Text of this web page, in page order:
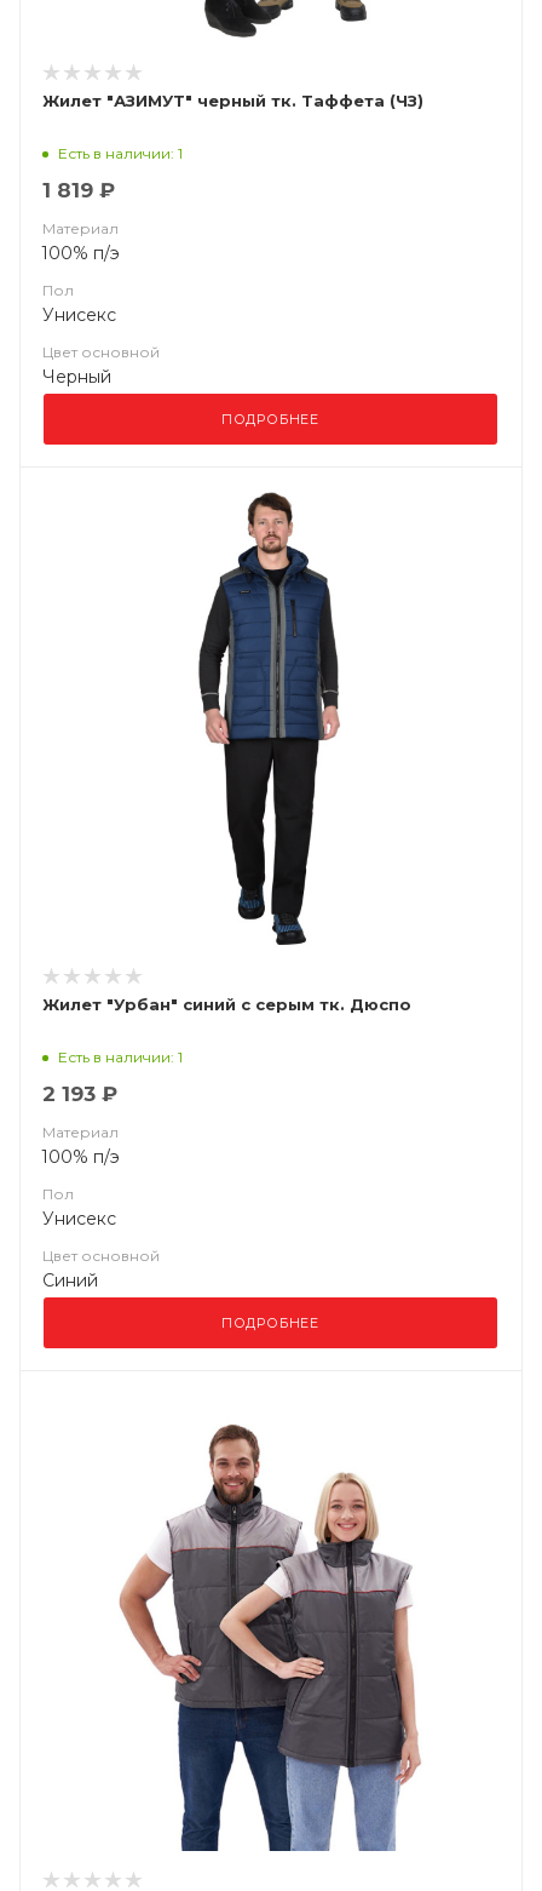
Жилет "АЗИМУТ" черный тк. Таффета (ЧЗ)
Есть в наличии: 1
1 819 ₽
Материал
100% п/э
Пол
Унисекс
Цвет основной
Черный
ПОДРОБНЕЕ
Жилет "Урбан" синий с серым тк. Дюспо
Есть в наличии: 1
2 193 ₽
Материал
100% п/э
Пол
Унисекс
Цвет основной
Синий
ПОДРОБНЕЕ